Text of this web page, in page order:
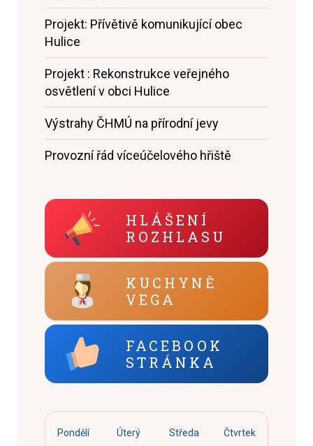
Projekt: Přívětivě komunikující obec
Hulice
Projekt : Rekonstrukce veřejného
osvětlení v obci Hulice
Výstrahy ČHMÚ na přírodní jevy
Provozní řád víceúčelového hřiště
HLÁŠENÍ
ROZHLASU
KUCHYNĚ
VEGA
FACEBOOK
STRÁNKA
Pondělí Úterý Středa Čtvrtek